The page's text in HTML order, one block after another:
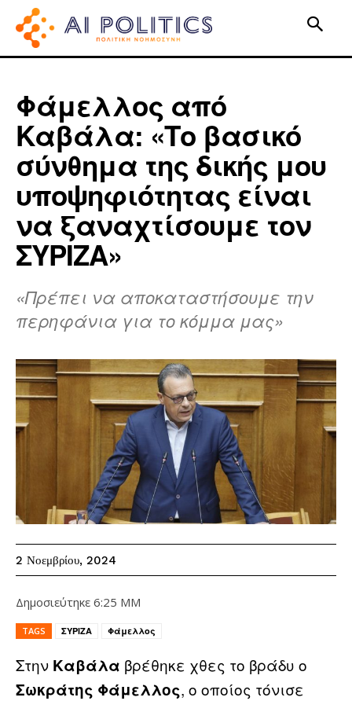
Φάμελλος από
Καβάλα: «Το βασικό
σύνθημα της δικής μου
υποψηφιότητας είναι
να ξαναχτίσουμε τον
ΣΥΡΙΖΑ»
«Πρέπει να αποκαταστήσουμε την
περηφάνια για το κόμμα μας»
2 Νοεμβρίου, 2024
Δημοσιεύτηκε 6:25 ΜΜ
TAGS ΣΥΡΙΖΑ Φάμελλος
Στην Καβάλα βρέθηκε χθες το βράδυ ο
Σωκράτης Φάμελλος, ο οποίος τόνισε